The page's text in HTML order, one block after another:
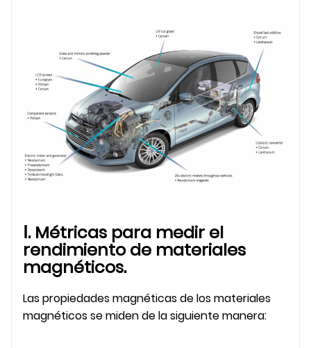
Ⅰ. Métricas para medir el
rendimiento de materiales
magnéticos.
Las propiedades magnéticas de los materiales
magnéticos se miden de la siguiente manera: